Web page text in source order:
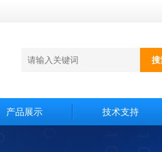
产品展示 技术支持